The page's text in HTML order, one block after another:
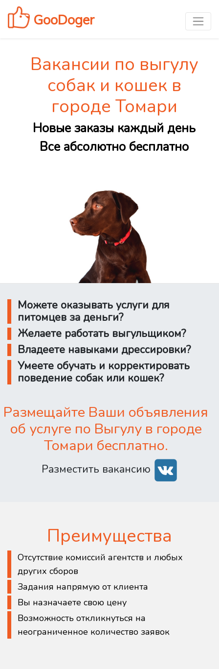
GooDoger
Вакансии по выгулу
собак и кошек в
городе Томари
Новые заказы каждый день
Все абсолютно бесплатно
Можете оказывать услуги для
питомцев за деньги?
Желаете работать выгульщиком?
Владеете навыками дрессировки?
Умеете обучать и корректировать
поведение собак или кошек?
Размещайте Ваши объявления
об услуге по Выгулу в городе
Томари бесплатно.
Разместить вакансию
Преимущества
Отсутствие комиссий агентств и любых
других сборов
Задания напрямую от клиента
Вы назначаете свою цену
Возможность откликнуться на
неограниченное количество заявок